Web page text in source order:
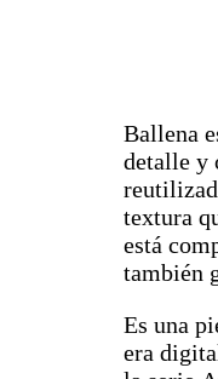
Ballena
detalle y
textura
está
también
Es una
era